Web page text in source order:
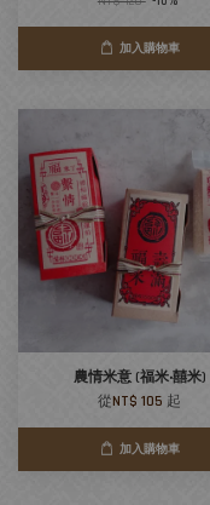
加入購物車
農情米意 (福米‧囍米)
從NT$ 105 起
加入購物車